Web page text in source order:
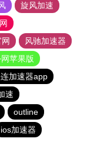
旋风加速
风驰加速器
苹果版
加速器app
速
outline
ios加速器